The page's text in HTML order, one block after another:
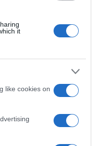
it
like cookies on
e